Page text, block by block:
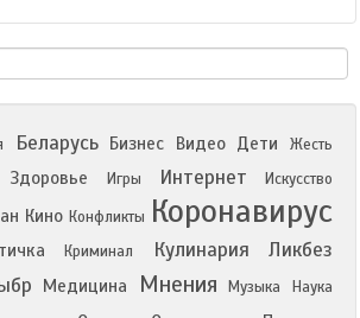
Беларусь Бизнес Видео Дети
Жесть
Здоровье Игры Интернет Искусство
Кино Конфликты Коронавирус
Криминал Кулинария Ликбез
Медицина Мнения Музыка Наука